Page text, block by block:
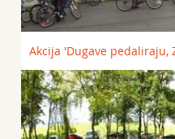
Akcija 'Dugave pedaliraju,